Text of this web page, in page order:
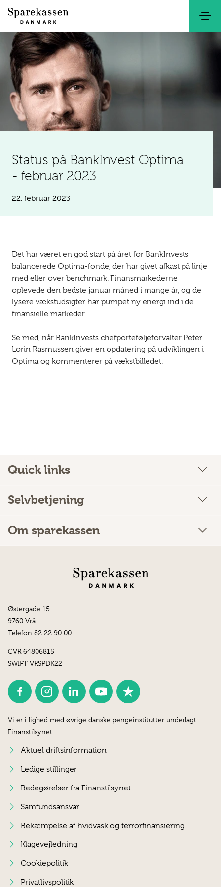
Status på BankInvest Optima
- februar 2023
22. februar 2023
Det har været en god start på året for BankInvests
balancerede Optima-fonde, der har givet afkast på linje
med eller over benchmark. Finansmarkederne
oplevede den bedste januar måned i mange år, og de
lysere vækstudsigter har pumpet ny energi ind i de
finansielle markeder.
Se med, når BankInvests chefporteføljeforvalter Peter
Lorin Rasmussen giver en opdatering på udviklingen i
Optima og kommenterer på vækstbilledet.
Quick links
Selvbetjening
Om sparekassen
Østergade 15
9760 Vrå
Telefon 82 22 90 00
CVR 64806815
SWIFT VRSPDK22
Vi er i lighed med øvrige danske pengeinstitutter underlagt
Finanstilsynet.
Aktuel driftsinformation
Ledige stillinger
Redegørelser fra Finanstilsynet
Samfundsansvar
Bekæmpelse af hvidvask og terrorfinansiering
Klagevejledning
Cookiepolitik
Privatlivspolitik